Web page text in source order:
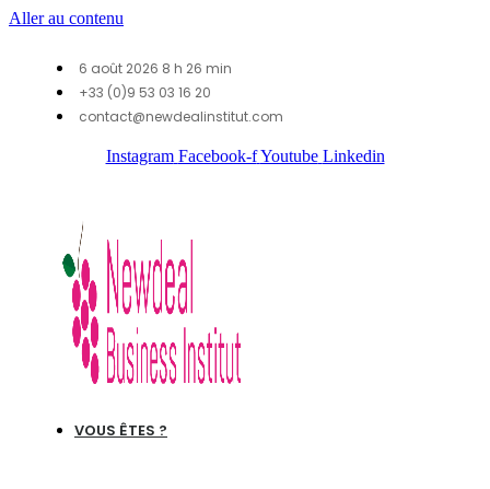
Aller au contenu
6 août 2026 8 h 26 min
+33 (0)9 53 03 16 20
contact@newdealinstitut.com
Instagram Facebook-f Youtube Linkedin
VOUS ÊTES ?